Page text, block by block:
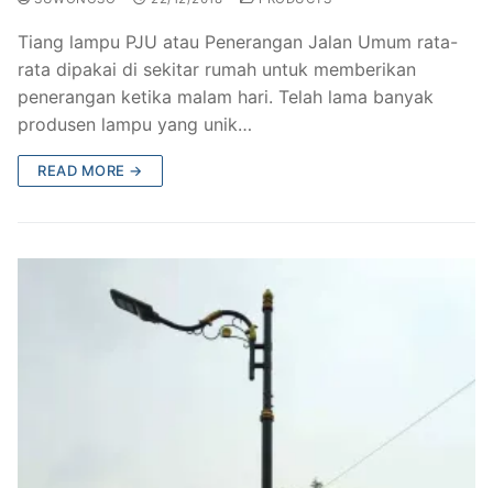
Tiang lampu PJU atau Penerangan Jalan Umum rata-
rata dipakai di sekitar rumah untuk memberikan
penerangan ketika malam hari. Telah lama banyak
produsen lampu yang unik…
READ MORE →